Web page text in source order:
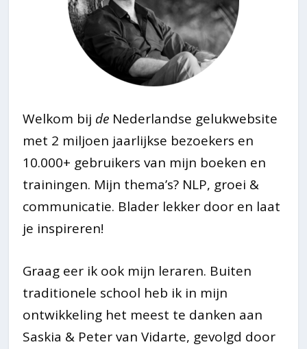
Welkom bij de Nederlandse gelukwebsite
met 2 miljoen jaarlijkse bezoekers en
10.000+ gebruikers van mijn boeken en
trainingen. Mijn thema’s? NLP, groei &
communicatie. Blader lekker door en laat
je inspireren!
Graag eer ik ook mijn leraren. Buiten
traditionele school heb ik in mijn
ontwikkeling het meest te danken aan
Saskia & Peter van Vidarte, gevolgd door